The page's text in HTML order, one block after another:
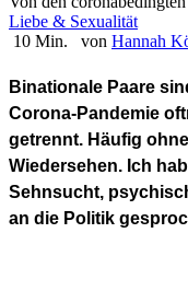
Liebe & Sexualität
10 Min.
von Hannah
Binationale Paare
Corona-Pandemie
getrennt. Häufig
Wiedersehen. Ich
Sehnsucht,
an die Politik